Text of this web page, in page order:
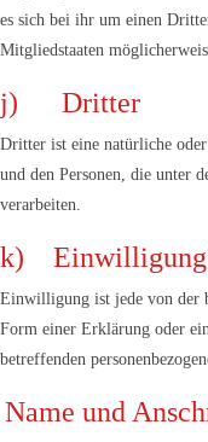
es sich bei ihr um einen
Mitgliedstaaten
j) Dritter
Dritter ist eine natürliche
und den Personen, die unter
verarbeiten.
k) Einwilligung
Einwilligung ist jede von der
Form einer Erklärung oder
betreffenden
Name und